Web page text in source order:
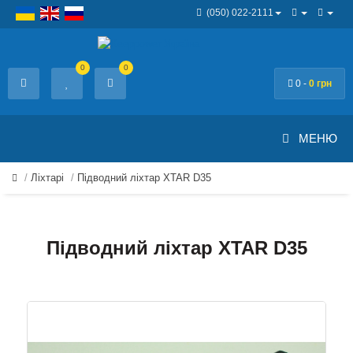
(050) 022-2111
0 - 0 грн
0 0
МЕНЮ
Ліхтарі Підводний ліхтар XTAR D35
Підводний ліхтар XTAR D35